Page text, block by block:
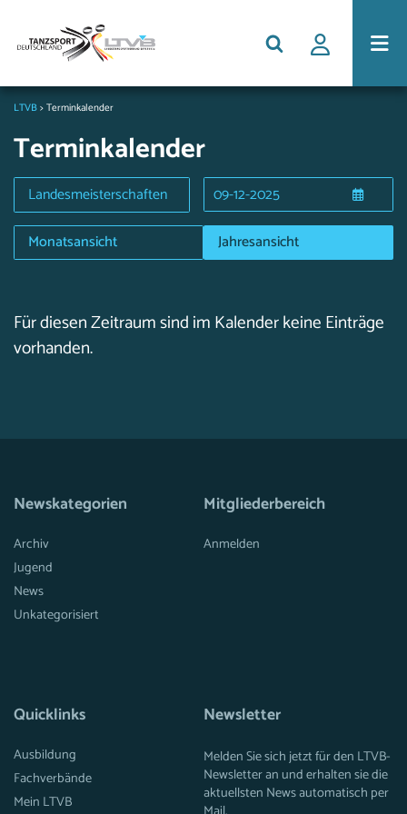
LTVB>Terminkalender
Terminkalender
Landesmeisterschaften
Monatsansicht
Jahresansicht
Für diesen Zeitraum sind im Kalender keine Einträge
vorhanden.
Newskategorien
Archiv
Jugend
News
Unkategorisiert
Mitgliederbereich
Anmelden
Quicklinks
Ausbildung
Fachverbände
Mein LTVB
Newsletter
Melden Sie sich jetzt für den LTVB-
Newsletter an und erhalten sie die
aktuellsten News automatisch per